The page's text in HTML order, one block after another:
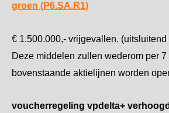
groen (P6.SA.R1)
€ 1.500.000,- vrijgevallen. (uitsluitend
Deze middelen zullen wederom per
bovenstaande aktielijnen worden
voucherregeling vpdelta+ verhoogd